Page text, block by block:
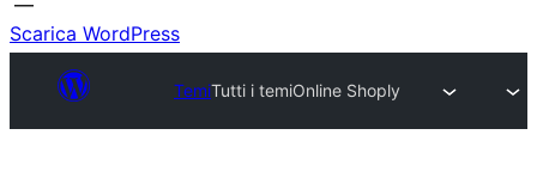
Scarica WordPress
TemiTutti i temiOnline Shoply